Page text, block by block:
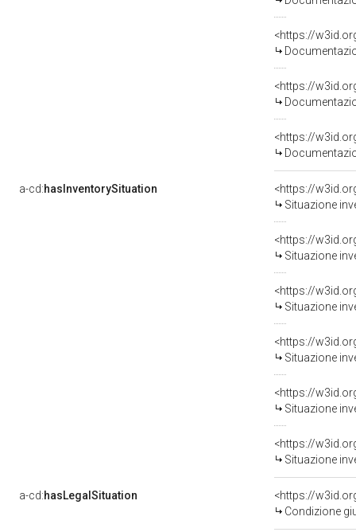
a-cd:hasInventorySituation
<https://
Situazione
<https://
Situazione
<https://
Situazione
<https://
Situazione
<https://
Situazione
<https://
Situazione
a-cd:hasLegalSituation
<https://
Condizione